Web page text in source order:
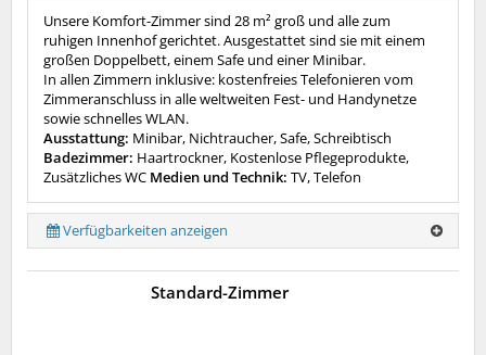
Unsere Komfort-Zimmer sind 28 m² groß und alle zum
ruhigen Innenhof gerichtet. Ausgestattet sind sie mit einem
großen Doppelbett, einem Safe und einer Minibar.
In allen Zimmern inklusive: kostenfreies Telefonieren vom
Zimmeranschluss in alle weltweiten Fest- und Handynetze
sowie schnelles WLAN.
Ausstattung: Minibar, Nichtraucher, Safe, Schreibtisch
Badezimmer: Haartrockner, Kostenlose Pflegeprodukte,
Zusätzliches WC Medien und Technik: TV, Telefon
Verfügbarkeiten anzeigen
Standard-Zimmer